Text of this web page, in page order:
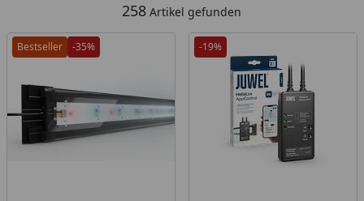
258 Artikel gefunden
Bestseller -35% -19%